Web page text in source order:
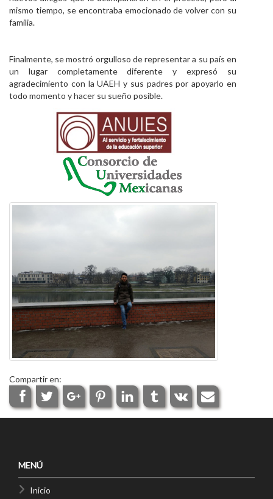
mismo tiempo, se encontraba emocionado de volver con su
familia.
Finalmente, se mostró orgulloso de representar a su país en
un lugar completamente diferente y expresó su
agradecimiento con la UAEH y sus padres por apoyarlo en
todo momento y hacer su sueño posible.
Compartir en:
MENÚ
Inicio